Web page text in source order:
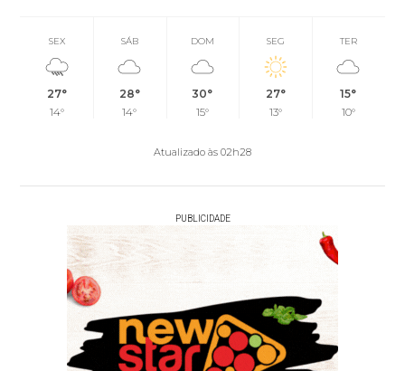
SEX
27°
14°
SÁB
28°
14°
DOM
30°
15°
SEG
27°
13°
TER
15°
10°
Atualizado às 02h28
PUBLICIDADE